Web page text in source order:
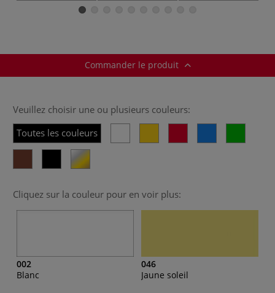
Commander le produit
Veuillez choisir une ou plusieurs couleurs:
Toutes les couleurs
Cliquez sur la couleur pour en voir plus:
002
Blanc
046
Jaune soleil